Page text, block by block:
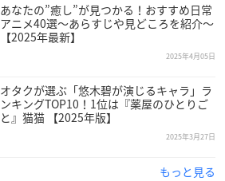
あなたの”癒し”が見つかる！おすすめ日常
アニメ40選～あらすじや見どころを紹介～
【2025年最新】
2025年4月05日
オタクが選ぶ「悠木碧が演じるキャラ」ラ
ンキングTOP10！1位は『薬屋のひとりご
と』猫猫 【2025年版】
2025年3月27日
もっと見る